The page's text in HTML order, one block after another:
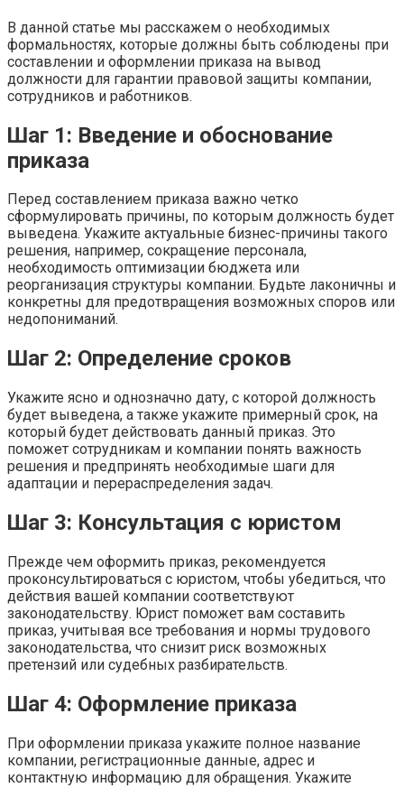
В данной статье мы расскажем о необходимых
формальностях, которые должны быть соблюдены при
составлении и оформлении приказа на вывод
должности для гарантии правовой защиты компании,
сотрудников и работников.
Шаг 1: Введение и обоснование
приказа
Перед составлением приказа важно четко
сформулировать причины, по которым должность будет
выведена. Укажите актуальные бизнес-причины такого
решения, например, сокращение персонала,
необходимость оптимизации бюджета или
реорганизация структуры компании. Будьте лаконичны и
конкретны для предотвращения возможных споров или
недопониманий.
Шаг 2: Определение сроков
Укажите ясно и однозначно дату, с которой должность
будет выведена, а также укажите примерный срок, на
который будет действовать данный приказ. Это
поможет сотрудникам и компании понять важность
решения и предпринять необходимые шаги для
адаптации и перераспределения задач.
Шаг 3: Консультация с юристом
Прежде чем оформить приказ, рекомендуется
проконсультироваться с юристом, чтобы убедиться, что
действия вашей компании соответствуют
законодательству. Юрист поможет вам составить
приказ, учитывая все требования и нормы трудового
законодательства, что снизит риск возможных
претензий или судебных разбирательств.
Шаг 4: Оформление приказа
При оформлении приказа укажите полное название
компании, регистрационные данные, адрес и
контактную информацию для обращения. Укажите